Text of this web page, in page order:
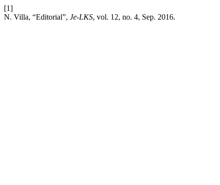
[1]
N. Villa, “Editorial”, Je-LKS, vol. 12, no. 4, Sep. 2016.